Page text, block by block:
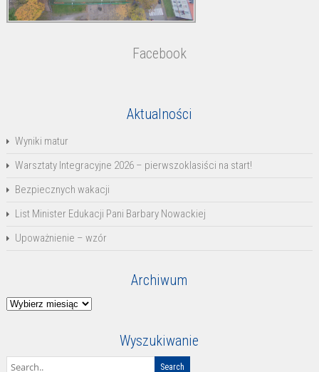
Facebook
Aktualności
Wyniki matur
Warsztaty Integracyjne 2026 – pierwszoklasiści na start!
Bezpiecznych wakacji
List Minister Edukacji Pani Barbary Nowackiej
Upoważnienie – wzór
Archiwum
Archiwum
Wyszukiwanie